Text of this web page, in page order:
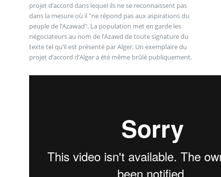
projet d’accord dans lequel ils ne se reconnaissent pas
dans la mesure où il "ne répond pas aux aspirations du
peuple de l’Azawad". La population met en garde les
négociateurs au nom de l’Azawd de toute signature du
texte tel qu’il est présenté par Alger. Un exemplaire du
projet d’accord d’Alger a été même brûlé publiquement.